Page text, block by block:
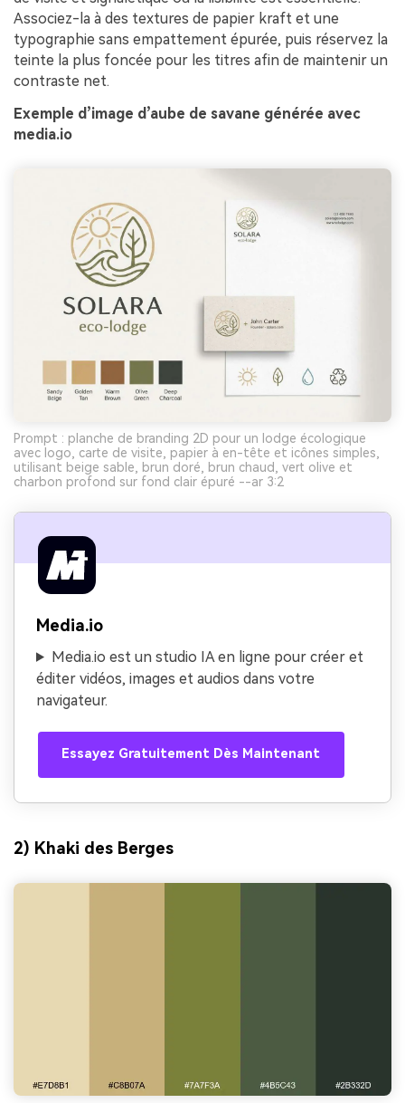
Associez-la à des textures de papier kraft et une
typographie sans empattement épurée, puis réservez la
teinte la plus foncée pour les titres afin de maintenir un
contraste net.
Exemple d’image d’aube de savane générée avec
media.io
Prompt : planche de branding 2D pour un lodge écologique
avec logo, carte de visite, papier à en-tête et icônes simples,
utilisant beige sable, brun doré, brun chaud, vert olive et
charbon profond sur fond clair épuré --ar 3:2
Media.io
Media.io est un studio IA en ligne pour créer et
éditer vidéos, images et audios dans votre
navigateur.
Essayez Gratuitement Dès Maintenant
2) Khaki des Berges